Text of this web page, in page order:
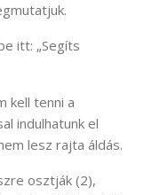
itt: „Segíts
kell tenni a
indulhatunk el
lesz rajta áldás.
osztják (2),